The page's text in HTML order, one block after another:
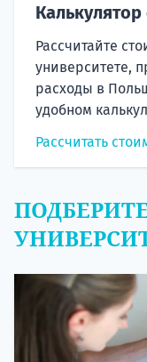
Рассчитайте
университете,
расходы в
удобном
Рассчитать